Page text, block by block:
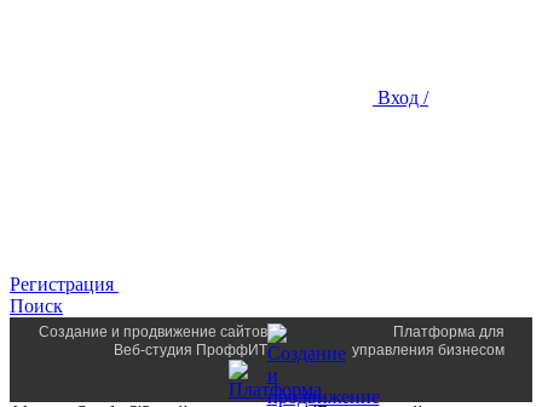
Вход /
Регистрация
Поиск
Создание и продвижение сайтов
Веб-студия ПроффИТ
Платформа для
управления бизнесом